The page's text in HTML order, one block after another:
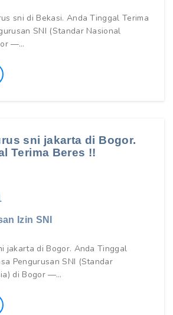
sni di Bekasi. Anda Tinggal Terima
SNI (Standar Nasional
—…
sni jakarta di Bogor.
Terima Beres !!
Izin SNI
jakarta di Bogor. Anda Tinggal
Pengurusan SNI (Standar
di Bogor —…